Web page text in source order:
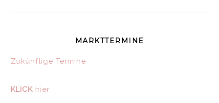
MARKTTERMINE
Zukünftige Termine
KLICK hier